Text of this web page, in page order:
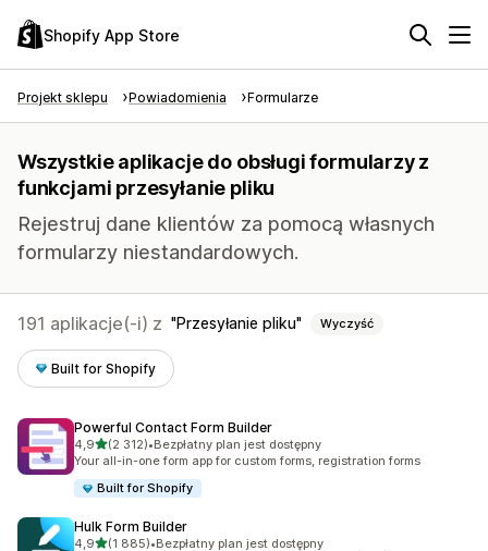
Shopify App Store
Projekt sklepu Powiadomienia Formularze
Wszystkie aplikacje do obsługi formularzy z
funkcjami przesyłanie pliku
Rejestruj dane klientów za pomocą własnych
formularzy niestandardowych.
191 aplikacje(-i) z Przesyłanie pliku Wyczyść
Built for Shopify
Powerful Contact Form Builder
4,9na 5 gwiazdek
(2 312)
Łączna liczba recenzji: 2312
•Bezpłatny plan jest dostępny
Your all-in-one form app for custom forms, registration forms
Built for Shopify
Hulk Form Builder
4,9na 5 gwiazdek
(1 885)•Bezpłatny plan jest dostępny